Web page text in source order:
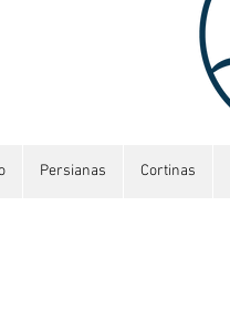
Persianas Cortinas